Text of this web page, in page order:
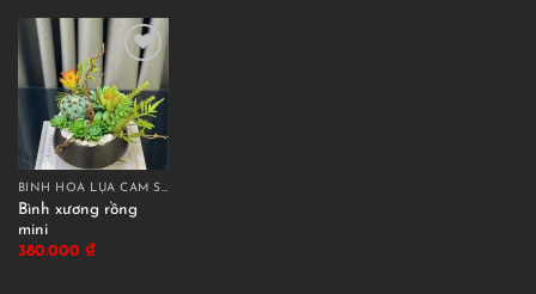
BÌNH HOA LỤA CẮM SẴN
Bình xương rồng
mini
380.000 ₫